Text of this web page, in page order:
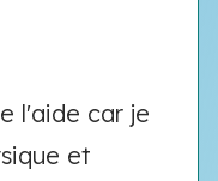
l'aide car je
et